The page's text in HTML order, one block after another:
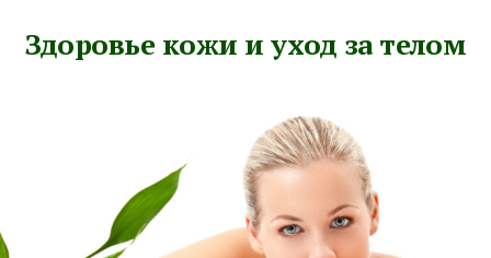
Здоровье кожи и уход за телом